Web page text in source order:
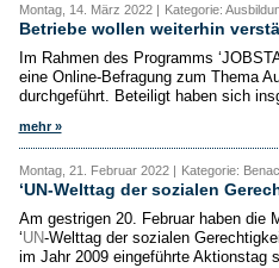
Montag, 14. März 2022 | Kategorie:
Betriebe wollen weiterhin
Im Rahmen des Programms
eine Online-Befragung zum Thema
durchgeführt. Beteiligt haben sich
mehr »
Montag, 21. Februar 2022 | Kategorie:
‘UN-Welttag der sozialen
Am gestrigen 20. Februar haben die
‘UN-Welttag der sozialen
im Jahr 2009 eingeführte Aktionstag